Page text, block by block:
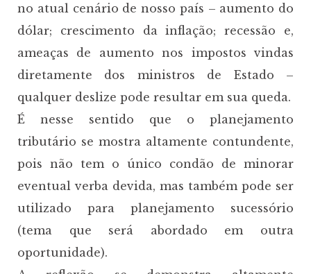
no atual cenário de nosso país – aumento do
dólar; crescimento da inflação; recessão e,
ameaças de aumento nos impostos vindas
diretamente dos ministros de Estado –
qualquer deslize pode resultar em sua queda.
É nesse sentido que o planejamento
tributário se mostra altamente contundente,
pois não tem o único condão de minorar
eventual verba devida, mas também pode ser
utilizado para planejamento sucessório
(tema que será abordado em outra
oportunidade).